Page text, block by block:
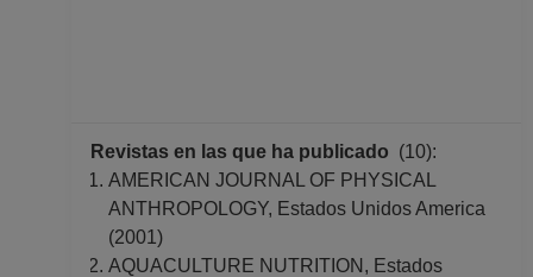
Revistas en las que ha publicado (10):
AMERICAN JOURNAL OF PHYSICAL
ANTHROPOLOGY, Estados Unidos America
(2001)
AQUACULTURE NUTRITION, Estados